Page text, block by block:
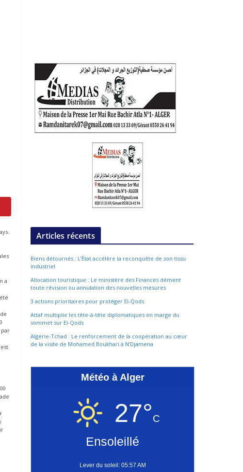
a
par
Articles récents
Biens détournés : L’État accélère la reconquête de son tissu
industriel
Allocation touristique : Le ministère des Finances dément
toute révision ou annulation des nouvelles mesures
3 actions prioritaires pour protéger El-Qods
Attaf multiplie les tête-à-tête diplomatiques en marge du
sommet sur El-Qods
Algérie-Tchad : Le renforcement de la coopération au cœur
de la visite de Mohamed Boukhari à N’Djamena
Météo à Alger
27°C
Ensoleillé
Lever du soleil: 05:57 AM